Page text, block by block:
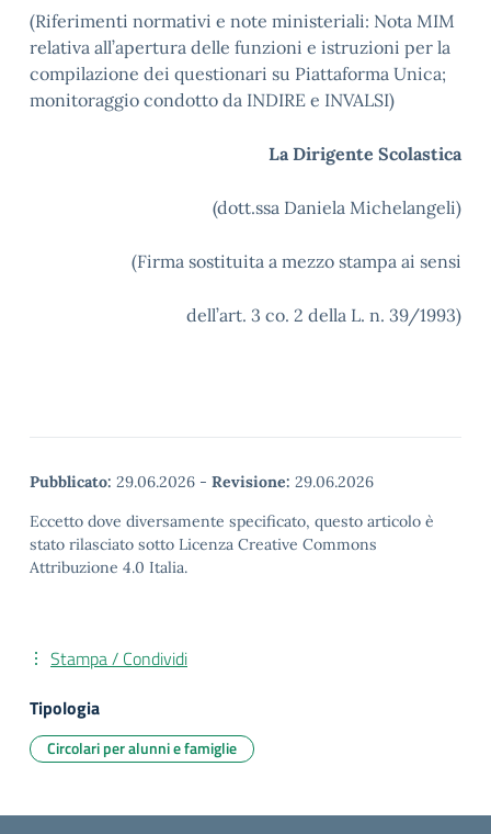
(Riferimenti normativi e note ministeriali: Nota MIM
relativa all’apertura delle funzioni e istruzioni per la
compilazione dei questionari su Piattaforma Unica;
monitoraggio condotto da INDIRE e INVALSI)
La Dirigente Scolastica
(dott.ssa Daniela Michelangeli)
(Firma sostituita a mezzo stampa ai sensi
dell’art. 3 co. 2 della L. n. 39/1993)
Pubblicato: 29.06.2026 - Revisione: 29.06.2026
Eccetto dove diversamente specificato, questo articolo è
stato rilasciato sotto Licenza Creative Commons
Attribuzione 4.0 Italia.
Stampa / Condividi
Tipologia
Circolari per alunni e famiglie